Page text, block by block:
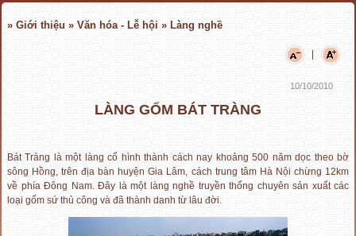
» Giới thiệu » Văn hóa - Lễ hội » Làng nghề
|
10/10/2010
LÀNG GỐM BÁT TRÀNG
Bát Tràng là một làng cổ hình thành cách nay khoảng 500 năm dọc theo bờ
sông Hồng, trên địa bàn huyện Gia Lâm, cách trung tâm Hà Nội chừng 12km
về phía Đông Nam. Đây là một làng nghề truyền thống chuyên sản xuất các
loại gốm sứ thủ công và đã thành danh từ lâu đời.